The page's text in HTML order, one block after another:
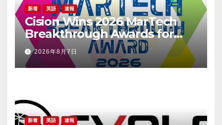
新着 英語 速報
Cision Wins 2026 MarTech
Breakthrough Awards for
Social Listening, Press
Release Distribution, and
AEO
2026年8月7日
新着 英語 速報